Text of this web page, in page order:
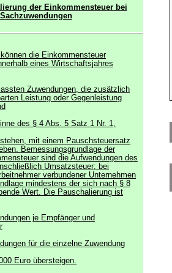
der Einkommensteuer bei
Sachzuwendungen
die Einkommensteuer
eines Wirtschaftsjahres
Zuwendungen, die zusätzlich
Leistung oder Gegenleistung
des § 4 Abs. 5 Satz 1 Nr. 1,
mit einem Pauschsteuersatz
Bemessungsgrundlage der
sind die Aufwendungen des
Umsatzsteuer; bei
verbundener Unternehmen
mindestens der sich nach § 8
Wert. Die Pauschalierung ist
je Empfänger und
für die einzelne Zuwendung
Euro übersteigen.